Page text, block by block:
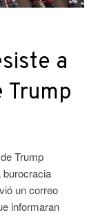
a
Trump
Trump
burocracia
un correo
informaran